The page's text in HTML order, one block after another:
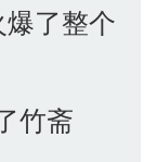
了整个
竹斋